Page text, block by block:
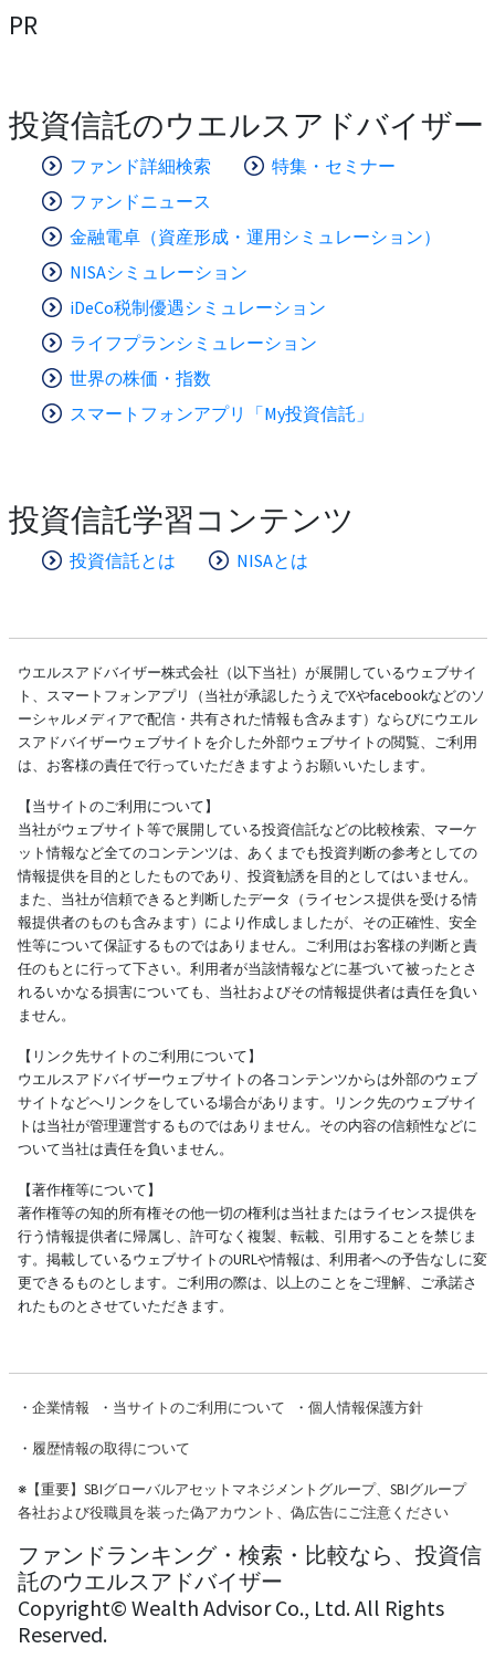
PR
投資信託のウエルスアドバイザー
ファンド詳細検索
特集・セミナー
ファンドニュース
金融電卓（資産形成・運用シミュレーション）
NISAシミュレーション
iDeCo税制優遇シミュレーション
ライフプランシミュレーション
世界の株価・指数
スマートフォンアプリ「My投資信託」
投資信託学習コンテンツ
投資信託とは NISAとは
ウエルスアドバイザー株式会社（以下当社）が展開しているウェブサイ
ト、スマートフォンアプリ（当社が承認したうえでXやfacebookなどのソ
ーシャルメディアで配信・共有された情報も含みます）ならびにウエル
スアドバイザーウェブサイトを介した外部ウェブサイトの閲覧、ご利用
は、お客様の責任で行っていただきますようお願いいたします。
【当サイトのご利用について】
当社がウェブサイト等で展開している投資信託などの比較検索、マーケ
ット情報など全てのコンテンツは、あくまでも投資判断の参考としての
情報提供を目的としたものであり、投資勧誘を目的としてはいません。
また、当社が信頼できると判断したデータ（ライセンス提供を受ける情
報提供者のものも含みます）により作成しましたが、その正確性、安全
性等について保証するものではありません。ご利用はお客様の判断と責
任のもとに行って下さい。利用者が当該情報などに基づいて被ったとさ
れるいかなる損害についても、当社およびその情報提供者は責任を負い
ません。
【リンク先サイトのご利用について】
ウエルスアドバイザーウェブサイトの各コンテンツからは外部のウェブ
サイトなどへリンクをしている場合があります。リンク先のウェブサイ
トは当社が管理運営するものではありません。その内容の信頼性などに
ついて当社は責任を負いません。
【著作権等について】
著作権等の知的所有権その他一切の権利は当社またはライセンス提供を
行う情報提供者に帰属し、許可なく複製、転載、引用することを禁じま
す。掲載しているウェブサイトのURLや情報は、利用者への予告なしに変
更できるものとします。ご利用の際は、以上のことをご理解、ご承諾さ
れたものとさせていただきます。
・ 企業情報 ・ 当サイトのご利用について ・ 個人情報保護方針
・ 履歴情報の取得について
※【重要】SBIグローバルアセットマネジメントグループ、SBIグループ
各社および役職員を装った偽アカウント、偽広告にご注意ください
ファンドランキング・検索・比較なら、投資信
託のウエルスアドバイザー
Copyright© Wealth Advisor Co., Ltd. All Rights
Reserved.